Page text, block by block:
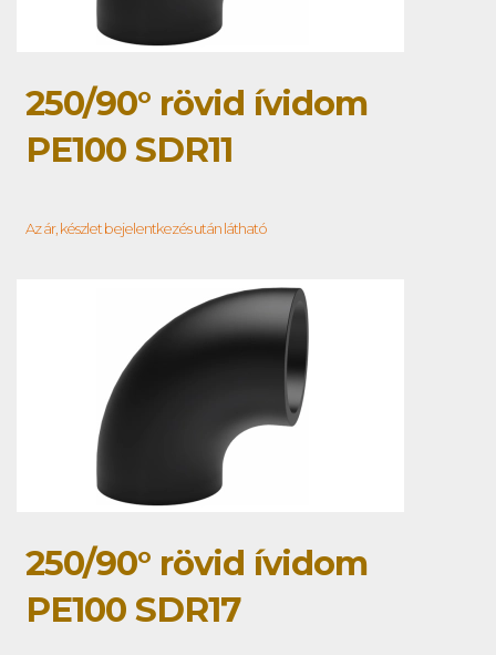
250/90° rövid ívidom
PE100 SDR11
Az ár, készlet bejelentkezés után látható
250/90° rövid ívidom
PE100 SDR17